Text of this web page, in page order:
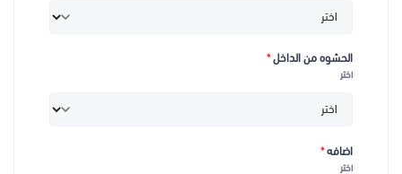
الحشوه من الداخل*
اختر
اضافه*
اختر